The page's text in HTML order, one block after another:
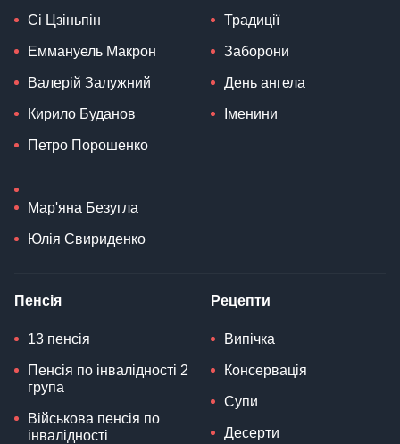
Сі Цзіньпін
Еммануель Макрон
Валерій Залужний
Кирило Буданов
Петро Порошенко
Мар'яна Безугла
Юлія Свириденко
Традиції
Заборони
День ангела
Іменини
Пенсія
13 пенсія
Пенсія по інвалідності 2
група
Військова пенсія по
інвалідності
Рецепти
Випічка
Консервація
Супи
Десерти